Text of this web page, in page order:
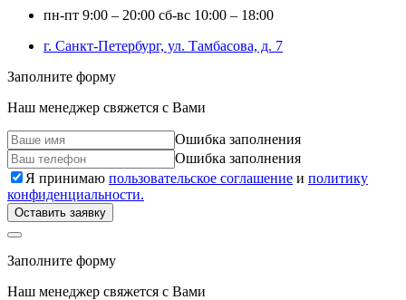
пн-пт 9:00 – 20:00 сб-вс 10:00 – 18:00
г. Санкт-Петербург, ул. Тамбасова, д. 7
Заполните форму
Наш менеджер свяжется с Вами
Ошибка заполнения
Ошибка заполнения
Я принимаю пользовательское соглашение и политику
конфиденциальности.
Оставить заявку
Заполните форму
Наш менеджер свяжется с Вами